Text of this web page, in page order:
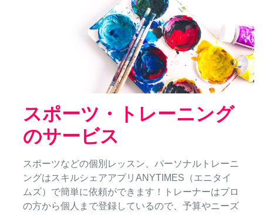
スポーツ・トレーニング
のサービス
スポーツなどの個別レッスン、パーソナルトレーニ
ングはスキルシェアアプリANYTIMES（エニタイ
ムズ）で簡単に依頼ができます！トレーナーはプロ
の方から個人まで登録しているので、予算やニーズ